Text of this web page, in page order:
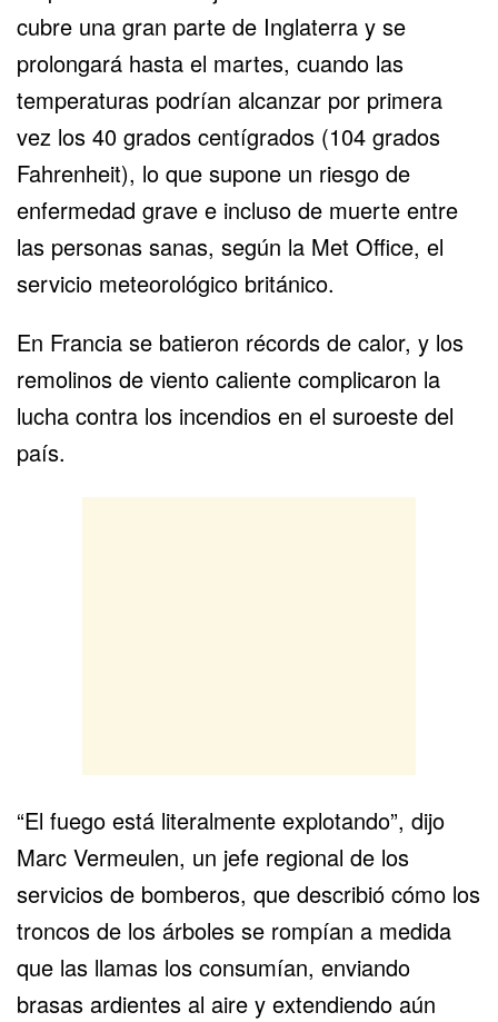
cubre una gran parte de Inglaterra y se
prolongará hasta el martes, cuando las
temperaturas podrían alcanzar por primera
vez los 40 grados centígrados (104 grados
Fahrenheit), lo que supone un riesgo de
enfermedad grave e incluso de muerte entre
las personas sanas, según la Met Office, el
servicio meteorológico británico.
En Francia se batieron récords de calor, y los
remolinos de viento caliente complicaron la
lucha contra los incendios en el suroeste del
país.
“El fuego está literalmente explotando”, dijo
Marc Vermeulen, un jefe regional de los
servicios de bomberos, que describió cómo los
troncos de los árboles se rompían a medida
que las llamas los consumían, enviando
brasas ardientes al aire y extendiendo aún